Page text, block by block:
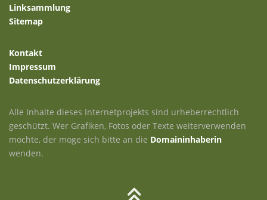
Linksammlung
Sitemap
Kontakt
Impressum
Datenschutzerklärung
Alle Inhalte dieses Internetprojekts sind urheberrechtlich
geschützt. Wer Grafiken, Fotos oder Texte weiterverwenden
möchte, der möge sich bitte an die Domaininhaberin
wenden.